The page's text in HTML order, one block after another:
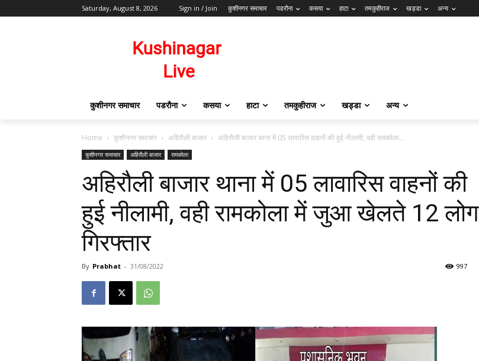
Saturday, August 8, 2026 Sign in / Join कुशीनगर समाचार पडरौना कसया हाटा तमकुहीराज खड्डा अन्य
कुशीनगर समाचार पडरौना कसया हाटा तमकुहीराज खड्डा अन्य
Home कुशीनगर समाचार अहिरौली बाजार अहिरौली बाजार थाना में 05 लावारिस वाहनों की हुई नीलामी, वही रामकोला...
कुशीनगर समाचार अहिरौली बाजार रामकोला
अहिरौली बाजार थाना में 05 लावारिस वाहनों की
हुई नीलामी, वही रामकोला में जुआ खेलते 12 लोग
गिरफ्तार
By Prabhat - 31/08/2022 997